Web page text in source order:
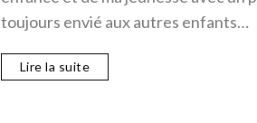
toujours envié aux autres enfants…
Lire la suite